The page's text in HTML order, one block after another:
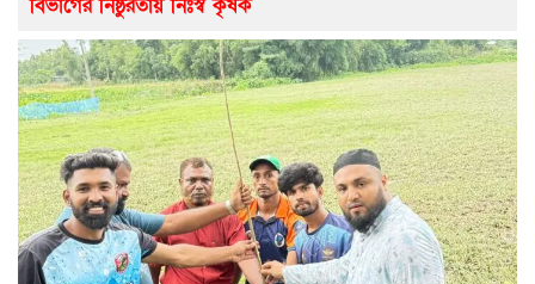
বিভাগের নিষ্ঠুরতায় নিঃস্ব কৃষক